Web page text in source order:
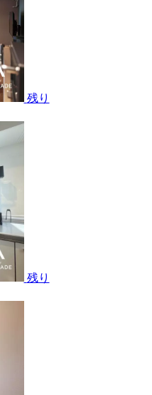
残り
残り